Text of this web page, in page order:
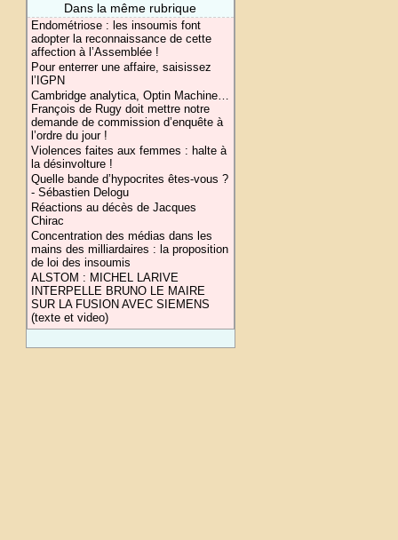
Dans la même rubrique
Endométriose : les insoumis font
adopter la reconnaissance de cette
affection à l’Assemblée !
Pour enterrer une affaire, saisissez
l’IGPN
Cambridge analytica, Optin Machine…
François de Rugy doit mettre notre
demande de commission d’enquête à
l’ordre du jour !
Violences faites aux femmes : halte à
la désinvolture !
Quelle bande d’hypocrites êtes-vous ?
- Sébastien Delogu
Réactions au décès de Jacques
Chirac
Concentration des médias dans les
mains des milliardaires : la proposition
de loi des insoumis
ALSTOM : MICHEL LARIVE
INTERPELLE BRUNO LE MAIRE
SUR LA FUSION AVEC SIEMENS
(texte et video)